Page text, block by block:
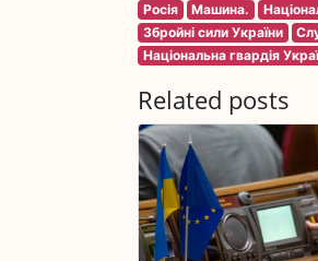
Росія Машина.
Збройні сили України
Національна гвардія
Related posts